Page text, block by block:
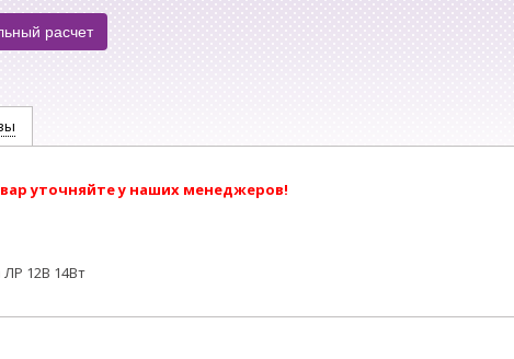
расчет
уточняйте у наших менеджеров!
12В 14Вт